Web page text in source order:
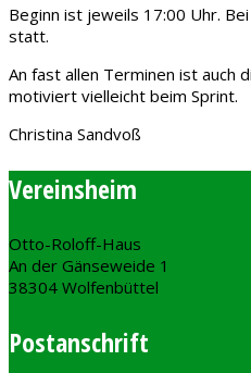
Beginn ist jeweils 17:00 Uhr.
statt.
An fast allen Terminen ist auch
motiviert vielleicht beim Sprint.
Christina Sandvoß
Vereinsheim
Otto-Roloff-Haus
An der Gänseweide 1
38304 Wolfenbüttel
Postanschrift